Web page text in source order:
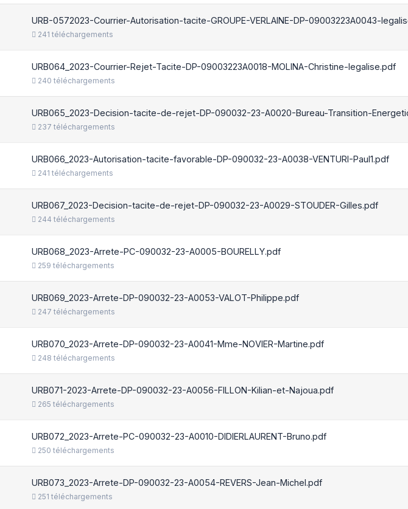
URB-0572023-Courrier-Autorisation-tacite-GROUPE-VERLAINE-DP-09003223A0043-
241 téléchargements
URB064_2023-Courrier-Rejet-Tacite-DP-09003223A0018-MOLINA-Christine-legalise.pdf
240 téléchargements
URB065_2023-Decision-tacite-de-rejet-DP-090032-23-A0020-Bureau-Transition-
237 téléchargements
URB066_2023-Autorisation-tacite-favorable-DP-090032-23-A0038-VENTURI-Paul1.pdf
241 téléchargements
URB067_2023-Decision-tacite-de-rejet-DP-090032-23-A0029-STOUDER-Gilles.pdf
244 téléchargements
URB068_2023-Arrete-PC-090032-23-A0005-BOURELLY.pdf
259 téléchargements
URB069_2023-Arrete-DP-090032-23-A0053-VALOT-Philippe.pdf
247 téléchargements
URB070_2023-Arrete-DP-090032-23-A0041-Mme-NOVIER-Martine.pdf
248 téléchargements
URB071-2023-Arrete-DP-090032-23-A0056-FILLON-Kilian-et-Najoua.pdf
265 téléchargements
URB072_2023-Arrete-PC-090032-23-A0010-DIDIERLAURENT-Bruno.pdf
250 téléchargements
URB073_2023-Arrete-DP-090032-23-A0054-REVERS-Jean-Michel.pdf
251 téléchargements